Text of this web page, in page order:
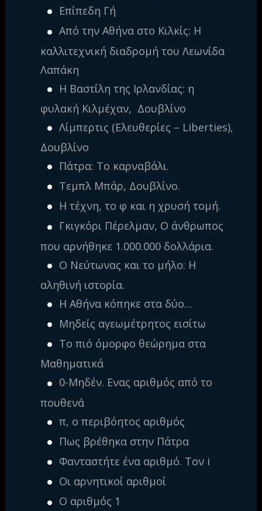
Επίπεδη Γή
Από την Αθήνα στο Κιλκίς: Η
καλλιτεχνική διαδρομή του Λεωνίδα
Λαπάκη
Η Βαστίλη της Ιρλανδίας: η
φυλακή Κιλμέχαν, Δουβλίνο
Λίμπερτις (Ελευθερίες – Liberties),
Δουβλίνο
Πάτρα: Το καρναβάλι.
Τεμπλ Μπάρ, Δουβλίνο.
Η τέχνη, το φ και η χρυσή τομή.
Γκιγκόρι Πέρελμαν, Ο άνθρωπος
που αρνήθηκε 1.000.000 δολλάρια.
Ο Νεύτωνας και το μήλο: Η
αληθινή ιστορία.
Η Αθήνα κόπηκε στα δύο…
Μηδείς αγεωμέτρητος εισίτω
Το πιό όμορφο θεώρημα στα
Μαθηματικά
0-Μηδέν. Ενας αριθμός από το
πουθενά
π, ο περιβόητος αριθμός
Πως βρέθηκα στην Πάτρα
Φανταστήτε ένα αριθμό. Τον i
Οι αρνητικοί αριθμοί
Ο αριθμός 1